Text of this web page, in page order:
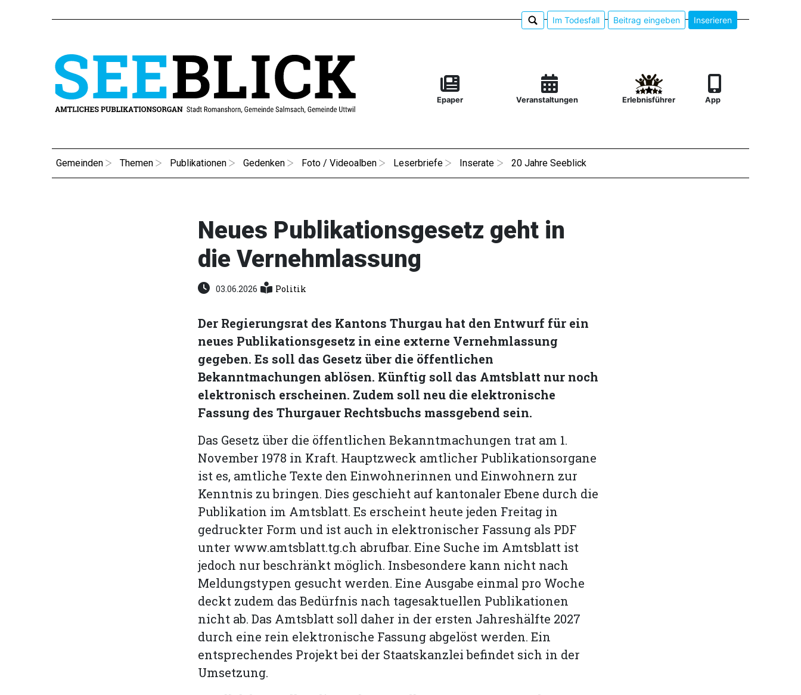
Im Todesfall Beitrag eingeben Inserieren
Epaper Veranstaltungen Erlebnisführer App
Gemeinden Themen Publikationen Gedenken Foto / Videoalben Leserbriefe Inserate 20 Jahre Seeblick
Neues Publikationsgesetz geht in
die Vernehmlassung
03.06.2026 Politik
Der Regierungsrat des Kantons Thurgau hat den Entwurf für ein
neues Publikationsgesetz in eine externe Vernehmlassung
gegeben. Es soll das Gesetz über die öffentlichen
Bekanntmachungen ablösen. Künftig soll das Amtsblatt nur noch
elektronisch erscheinen. Zudem soll neu die elektronische
Fassung des Thurgauer Rechtsbuchs massgebend sein.
Das Gesetz über die öffentlichen Bekanntmachungen trat am 1.
November 1978 in Kraft. Hauptzweck amtlicher Publikationsorgane
ist es, amtliche Texte den Einwohnerinnen und Einwohnern zur
Kenntnis zu bringen. Dies geschieht auf kantonaler Ebene durch die
Publikation im Amtsblatt. Es erscheint heute jeden Freitag in
gedruckter Form und ist auch in elektronischer Fassung als PDF
unter www.amtsblatt.tg.ch abrufbar. Eine Suche im Amtsblatt ist
jedoch nur beschränkt möglich. Insbesondere kann nicht nach
Meldungstypen gesucht werden. Eine Ausgabe einmal pro Woche
deckt zudem das Bedürfnis nach tagesaktuellen Publikationen
nicht ab. Das Amtsblatt soll daher in der ersten Jahreshälfte 2027
durch eine rein elektronische Fassung abgelöst werden. Ein
entsprechendes Projekt bei der Staatskanzlei befindet sich in der
Umsetzung.